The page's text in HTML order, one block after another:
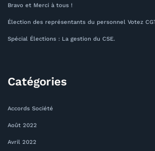
Bravo et Merci à tous !
Élection des représentants du personnel Votez
Spécial Élections : La gestion du CSE.
Catégories
Accords Société
Août 2022
Avril 2022